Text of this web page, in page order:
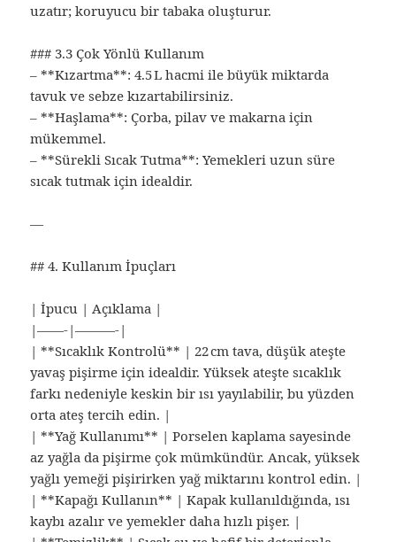
uzatır; koruyucu bir tabaka oluşturur.
### 3.3 Çok Yönlü Kullanım
– **Kızartma**: 4.5 L hacmi ile büyük miktarda
tavuk ve sebze kızartabilirsiniz.
– **Haşlama**: Çorba, pilav ve makarna için
mükemmel.
– **Sürekli Sıcak Tutma**: Yemekleri uzun süre
sıcak tutmak için idealdir.
—
## 4. Kullanım İpuçları
| İpucu | Açıklama |
|——-|———-|
| **Sıcaklık Kontrolü** | 22 cm tava, düşük ateşte
yavaş pişirme için idealdir. Yüksek ateşte sıcaklık
farkı nedeniyle keskin bir ısı yayılabilir, bu yüzden
orta ateş tercih edin. |
| **Yağ Kullanımı** | Porselen kaplama sayesinde
az yağla da pişirme çok mümkündür. Ancak, yüksek
yağlı yemeği pişirirken yağ miktarını kontrol edin. |
| **Kapağı Kullanın** | Kapak kullanıldığında, ısı
kaybı azalır ve yemekler daha hızlı pişer. |